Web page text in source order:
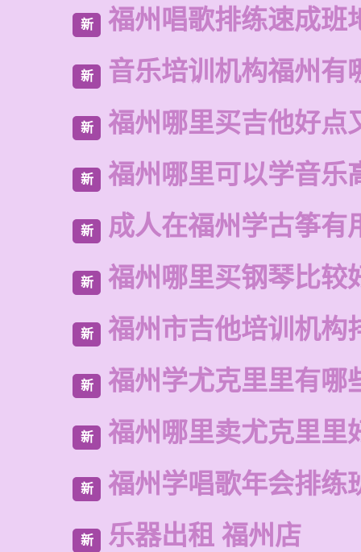
新 福州唱歌排练速成班
新 音乐培训机构福州有
新 福州哪里买吉他好点
新 福州哪里可以学音乐
新 成人在福州学古筝有
新 福州哪里买钢琴比较
新 福州市吉他培训机构
新 福州学尤克里里有哪
新 福州哪里卖尤克里里
新 福州学唱歌年会排练
新 乐器出租 福州店